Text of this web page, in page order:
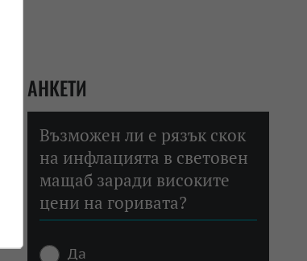
АНКЕТИ
Възможен ли е рязък скок
на инфлацията в световен
мащаб заради високите
цени на горивата?
Да